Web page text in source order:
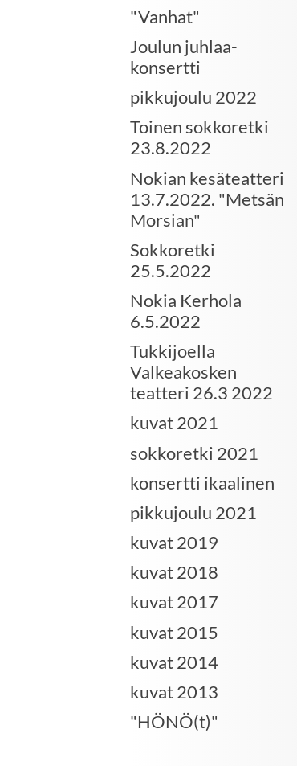
"Vanhat"
Joulun juhlaa-
konsertti
pikkujoulu 2022
Toinen sokkoretki
23.8.2022
Nokian kesäteatteri
13.7.2022. "Metsän
Morsian"
Sokkoretki
25.5.2022
Nokia Kerhola
6.5.2022
Tukkijoella
Valkeakosken
teatteri 26.3 2022
kuvat 2021
sokkoretki 2021
konsertti ikaalinen
pikkujoulu 2021
kuvat 2019
kuvat 2018
kuvat 2017
kuvat 2015
kuvat 2014
kuvat 2013
"HÖNÖ(t)"